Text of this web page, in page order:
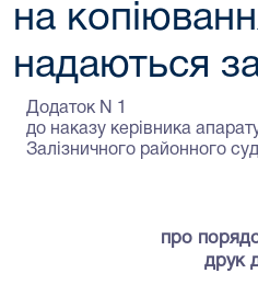
на
надаються
Додаток N 1
до наказу керівника
Залізничного районного
про
друк